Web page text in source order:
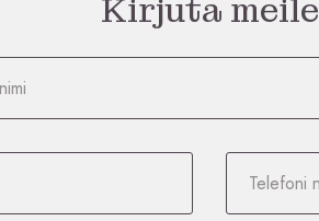
Kirjuta meile